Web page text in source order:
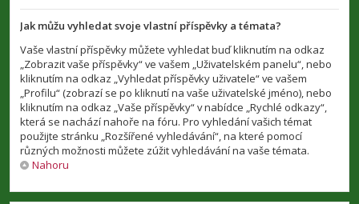
Jak můžu vyhledat svoje vlastní příspěvky a témata?
Vaše vlastní příspěvky můžete vyhledat buď kliknutím na odkaz
„Zobrazit vaše příspěvky“ ve vašem „Uživatelském panelu“, nebo
kliknutím na odkaz „Vyhledat příspěvky uživatele“ ve vašem
„Profilu“ (zobrazí se po kliknutí na vaše uživatelské jméno), nebo
kliknutím na odkaz „Vaše příspěvky“ v nabídce „Rychlé odkazy“,
která se nachází nahoře na fóru. Pro vyhledání vašich témat
použijte stránku „Rozšířené vyhledávání“, na které pomocí
různých možnosti můžete zúžit vyhledávání na vaše témata.
Nahoru